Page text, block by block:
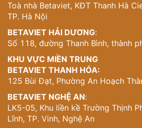
trí quan trọng, tạo nên nhịp điệu
Hệ thống cửa sổ được thiết kế theo
và cân bằng, kết hợp giữa cửa sổ
chữ nhật hiện đại. Sự chuyển đổi nhẹ
dạng cửa tạo nên một bản giao
hút.
Các tầng được phân chia rõ ràng
ngang tinh tế, tạo cảm giác về tỷ lệ
trị cốt lõi của phong cách cổ điển.
đường nét này được hiện đại hóa
không tạo cảm giác nặng nề hay cổ
Toà nhà Betaviet, KĐT Thanh Hà
TP. Hà Nội
BETAVIET HẢI DƯƠNG:
Số 118, đường Thanh Bình, thành
KHU VỰC MIỀN TRUNG
BETAVIET THANH HÓA:
125 Bùi Đạt, Phường An Hoạch
BETAVIET NGHỆ AN:
LK5-05, Khu liền kề Trường Thịnh
Lĩnh, TP. Vinh, Nghệ An